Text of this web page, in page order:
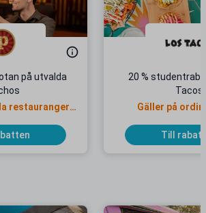
på utvalda
restauranger i
20 %
Tacos
Gäller på
Till